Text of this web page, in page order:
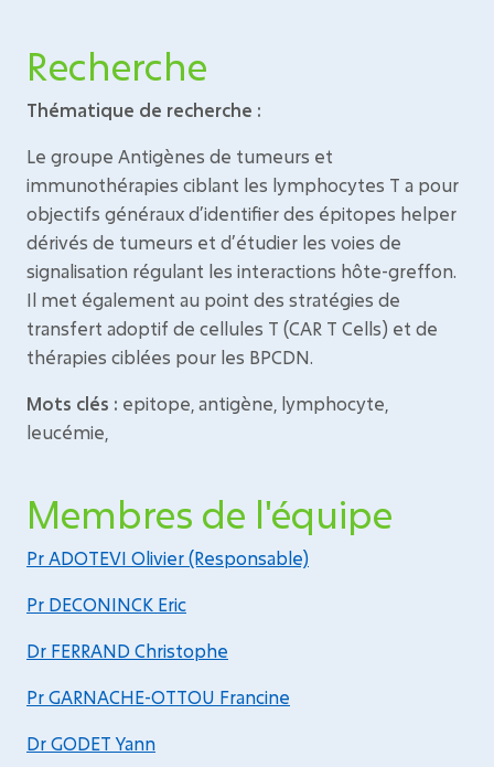
Recherche
Thématique de recherche :
Le groupe Antigènes de tumeurs et
immunothérapies ciblant les lymphocytes T a pour
objectifs généraux d’identifier des épitopes helper
dérivés de tumeurs et d’étudier les voies de
signalisation régulant les interactions hôte-greffon.
Il met également au point des stratégies de
transfert adoptif de cellules T (CAR T Cells) et de
thérapies ciblées pour les BPCDN.
Mots clés : epitope, antigène, lymphocyte,
leucémie,
Membres de l'équipe
Pr ADOTEVI Olivier (Responsable)
Pr DECONINCK Eric
Dr FERRAND Christophe
Pr GARNACHE-OTTOU Francine
Dr GODET Yann